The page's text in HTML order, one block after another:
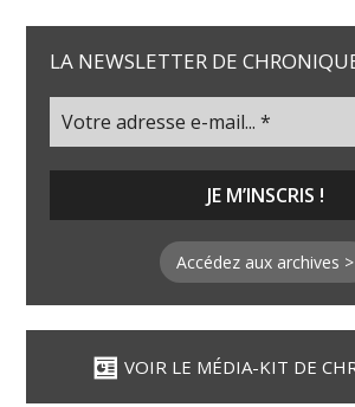
LA NEWSLETTER DE
Accédez aux archives >
VOIR LE MÉDIA-KIT DE